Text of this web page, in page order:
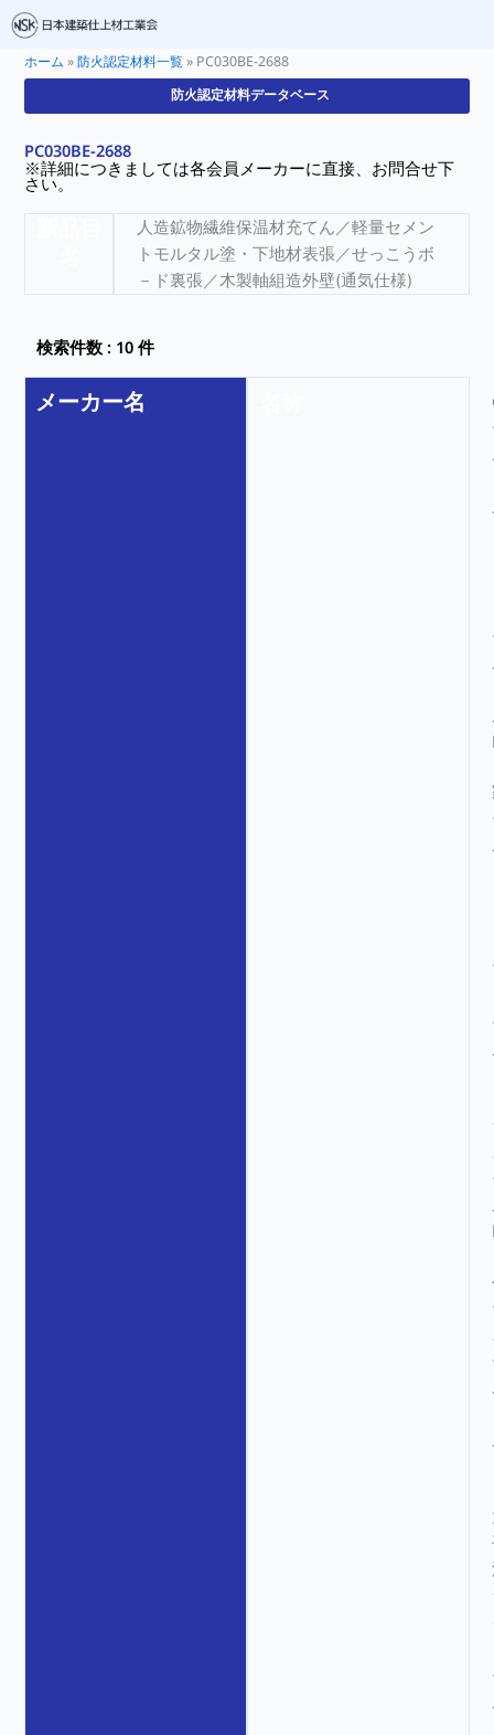
ホーム »防火認定材料一覧» PC030BE-2688
防火認定材料データベース
PC030BE-2688
※詳細につきましては各会員メーカーに直接、お問合せ下
さい。
人造鉱物繊維保温材充てん／軽量セメン
トモルタル塗・下地材表張／せっこうボ
－ド裏張／木製軸組造外壁(通気仕様)
検索件数 : 10 件
メーカー名